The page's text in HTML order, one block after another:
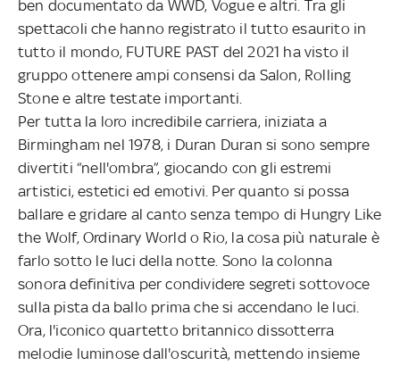
ben documentato da WWD, Vogue e altri. Tra gli
spettacoli che hanno registrato il tutto esaurito in
tutto il mondo, FUTURE PAST del 2021 ha visto il
gruppo ottenere ampi consensi da Salon, Rolling
Stone e altre testate importanti.
Per tutta la loro incredibile carriera, iniziata a
Birmingham nel 1978, i Duran Duran si sono sempre
divertiti “nell'ombra”, giocando con gli estremi
artistici, estetici ed emotivi. Per quanto si possa
ballare e gridare al canto senza tempo di Hungry Like
the Wolf, Ordinary World o Rio, la cosa più naturale è
farlo sotto le luci della notte. Sono la colonna
sonora definitiva per condividere segreti sottovoce
sulla pista da ballo prima che si accendano le luci.
Ora, l'iconico quartetto britannico dissotterra
melodie luminose dall'oscurità, mettendo insieme